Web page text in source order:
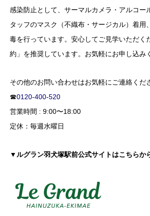
感染防止として、サーマルカメラ・アルコー
タッフのマスク（不織布・サージカル）着用
毒を行っています。安心してご見学いただく
約」を推奨しています。お気軽にお申し込み
その他のお問い合わせはお気軽にご連絡くだ
☎0120-400-520
営業時間 : 9:00〜18:00
定休：毎週水曜日
▼ルグラン羽犬塚駅前公式サイトはこちらか